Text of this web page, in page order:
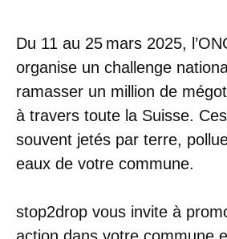
Du 11 au 25 mars 2025,
organise un challenge
ramasser un million de
à travers toute la Suisse.
souvent jetés par terre,
eaux de votre commune.
stop2drop vous invite à